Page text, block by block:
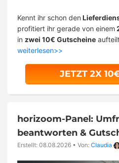
Kennt ihr schon den
profitiert ihr gerade von einem
in zwei 10€ Gutscheine
weiterlesen>>
JETZT 2X
horizoom-Panel:
beantworten &
Erstellt: 08.08.2026 • Von: Claudia